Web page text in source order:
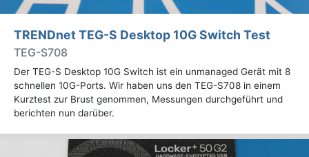
TRENDnet TEG-S Desktop 10G Switch Test
TEG-S708
Der TEG-S Desktop 10G Switch ist ein unmanaged Gerät mit 8
schnellen 10G-Ports. Wir haben uns den TEG-S708 in einem
Kurztest zur Brust genommen, Messungen durchgeführt und
berichten nun darüber.